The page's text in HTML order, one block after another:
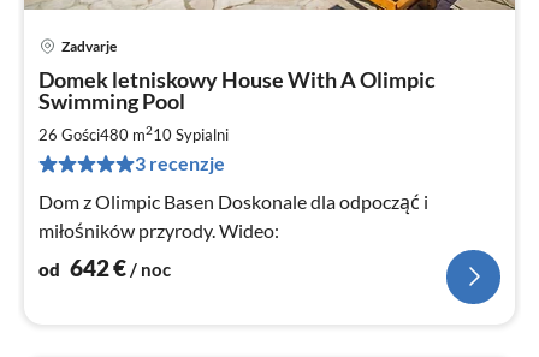
Zadvarje
Domek letniskowy House With A Olimpic
Swimming Pool
26 Gości480 m210Sypialni
3 recenzje
Dom z Olimpic Basen Doskonale dla odpocząć i
miłośników przyrody. Wideo:
od 642€/ noc